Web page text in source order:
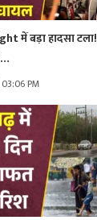
में बड़ा हादसा टला!
PM